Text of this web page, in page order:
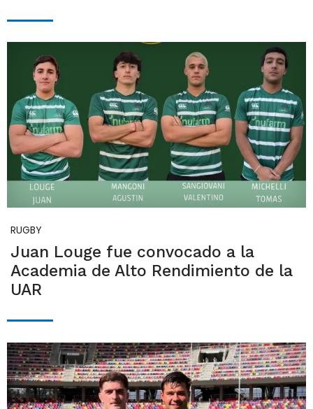
RUGBY
Juan Louge fue convocado a la
Academia de Alto Rendimiento de la
UAR